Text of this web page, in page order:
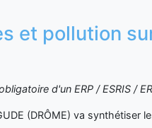
et pollution
d'un ERP / ESRIS /
(DRÔME) va synthétiser